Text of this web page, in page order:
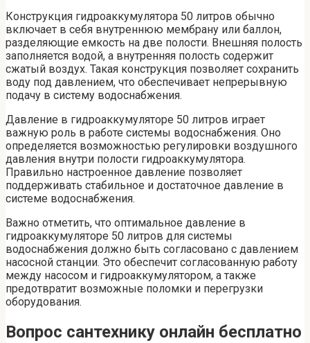
Конструкция гидроаккумулятора 50 литров обычно
включает в себя внутреннюю мембрану или баллон,
разделяющие емкость на две полости. Внешняя полость
заполняется водой, а внутренняя полость содержит
сжатый воздух. Такая конструкция позволяет сохранить
воду под давлением, что обеспечивает непрерывную
подачу в систему водоснабжения.
Давление в гидроаккумуляторе 50 литров играет
важную роль в работе системы водоснабжения. Оно
определяется возможностью регулировки воздушного
давления внутри полости гидроаккумулятора.
Правильно настроенное давление позволяет
поддерживать стабильное и достаточное давление в
системе водоснабжения.
Важно отметить, что оптимальное давление в
гидроаккумуляторе 50 литров для системы
водоснабжения должно быть согласовано с давлением
насосной станции. Это обеспечит согласованную работу
между насосом и гидроаккумулятором, а также
предотвратит возможные поломки и перегрузки
оборудования.
Вопрос сантехнику онлайн бесплатно